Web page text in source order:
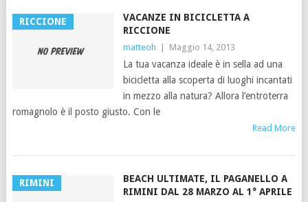
RICCIONE
VACANZE IN BICICLETTA A
RICCIONE
matteoh Maggio 14, 2013
La tua vacanza ideale è in sella ad una
bicicletta alla scoperta di luoghi incantati
in mezzo alla natura? Allora l’entroterra
romagnolo è il posto giusto. Con le
Read More
RIMINI
BEACH ULTIMATE, IL PAGANELLO A
RIMINI DAL 28 MARZO AL 1° APRILE